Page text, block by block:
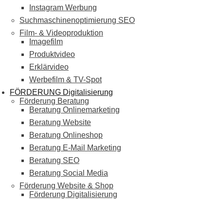
Instagram Werbung
Suchmaschinenoptimierung SEO
Film- & Videoproduktion
Imagefilm
Produktvideo
Erklärvideo
Werbefilm & TV-Spot
FÖRDERUNG Digitalisierung
Förderung Beratung
Beratung Onlinemarketing
Beratung Website
Beratung Onlineshop
Beratung E-Mail Marketing
Beratung SEO
Beratung Social Media
Förderung Website & Shop
Förderung Digitalisierung